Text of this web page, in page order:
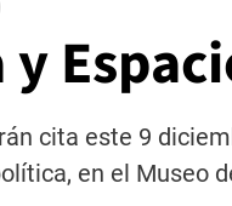
cita este 9
en el Museo